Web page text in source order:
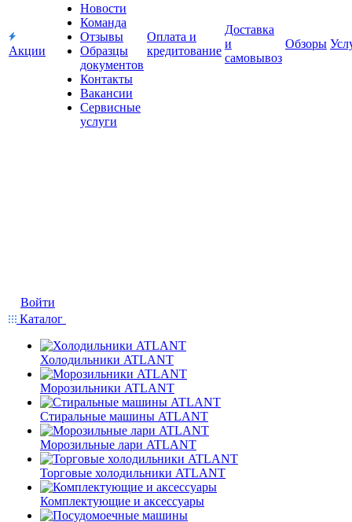
Акции
Новости
Команда
Отзывы
Образцы
документов
Контакты
Вакансии
Сервисные
услуги
Оплата и
кредитование
Доставка
и
самовывоз
Обзоры
Войти
Каталог
Холодильники ATLANT
Морозильники ATLANT
Стиральные машины ATLANT
Морозильные лари ATLANT
Торговые холодильники ATLANT
Комплектующие и аксессуары